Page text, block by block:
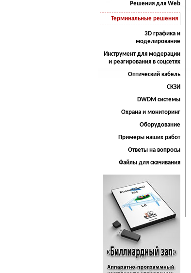
Решения для Web
Терминальные решения
3D графика и
моделирование
Инструмент для модерации
и реагирования в соцсетях
Оптический кабель
СКЗИ
DWDM системы
Охрана и мониторинг
Оборудование
Примеры наших работ
Ответы на вопросы
Файлы для скачивания